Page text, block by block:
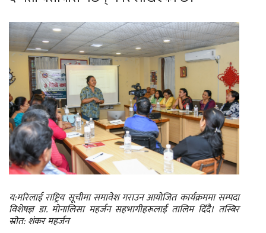
य:मरिलाई राष्ट्रिय सूचीमा समावेश गराउन आयोजित कार्यक्रममा सम्पदा
विशेषज्ञ डा. मोनालिसा महर्जन सहभागीहरूलाई तालिम दिँदै। तस्बिर
स्रोत: शंकर महर्जन